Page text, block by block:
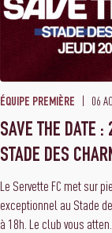
ÉQUIPE PREMIÈRE 06
SAVE THE DATE
STADE DES
Le Servette FC met sur
exceptionnel au Stade
à 18h. Le club vous atten...